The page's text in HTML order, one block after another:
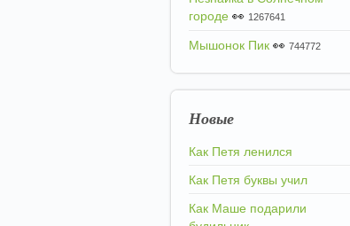
городе 👀 1267641
Мышонок Пик 👀 744772
Новые
Как Петя ленился
Как Петя буквы учил
Как Маше подарили